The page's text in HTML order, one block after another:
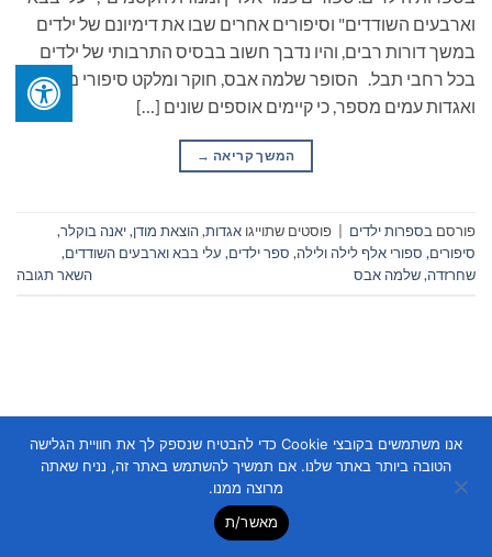
וארבעים השודדים" וסיפורים אחרים שבו את דימיונם של ילדים
במשך דורות רבים, והיו נדבך חשוב בבסיס התרבותי של ילדים
בכל רחבי תבל. הסופר שלמה אבס, חוקר ומלקט סיפורי מעשיות
ואגדות עמים מספר, כי קיימים אוספים שונים […]
המשך קריאה →
פורסם בספרות ילדים פוסטים שתוייגו אגדות,הוצאת מודן,יאנה בוקלר,
סיפורים, ספורי אלף לילה ולילה, ספר ילדים, עלי בבא וארבעים השודדים,
שחרזדה,שלמה אבס השאר תגובה
Copyright 2026 © Flatsome Themeאנו משתמשים בקובצי Cookie כדי להבטיח שנספק לך את חוויית הגלישה
הטובה ביותר באתר שלנו. אם תמשיך להשתמש באתר זה, נניח שאתה
מרוצה ממנו.
מאשר/ת